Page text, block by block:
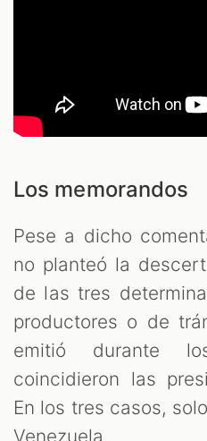
Los memorandos
Pese a dicho
no planteó la
de las tres
productores o de
emitió durante
coincidieron las
En los tres casos,
Venezuela.